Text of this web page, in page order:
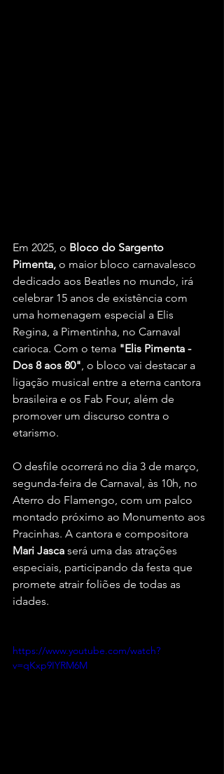
Em 2025, o Bloco do Sargento
Pimenta, o maior bloco carnavalesco
dedicado aos Beatles no mundo, irá
celebrar 15 anos de existência com
uma homenagem especial a Elis
Regina, a Pimentinha, no Carnaval
carioca. Com o tema "Elis Pimenta -
Dos 8 aos 80", o bloco vai destacar a
ligação musical entre a eterna cantora
brasileira e os Fab Four, além de
promover um discurso contra o
etarismo.
O desfile ocorrerá no dia 3 de março,
segunda-feira de Carnaval, às 10h, no
Aterro do Flamengo, com um palco
montado próximo ao Monumento aos
Pracinhas. A cantora e compositora
Mari Jasca será uma das atrações
especiais, participando da festa que
promete atrair foliões de todas as
idades.
https://www.youtube.com/watch?
v=qKxp9IYRM6M